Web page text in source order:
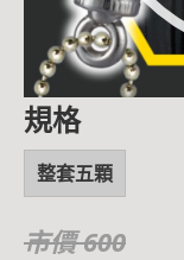
規格
整套五顆
市價 600